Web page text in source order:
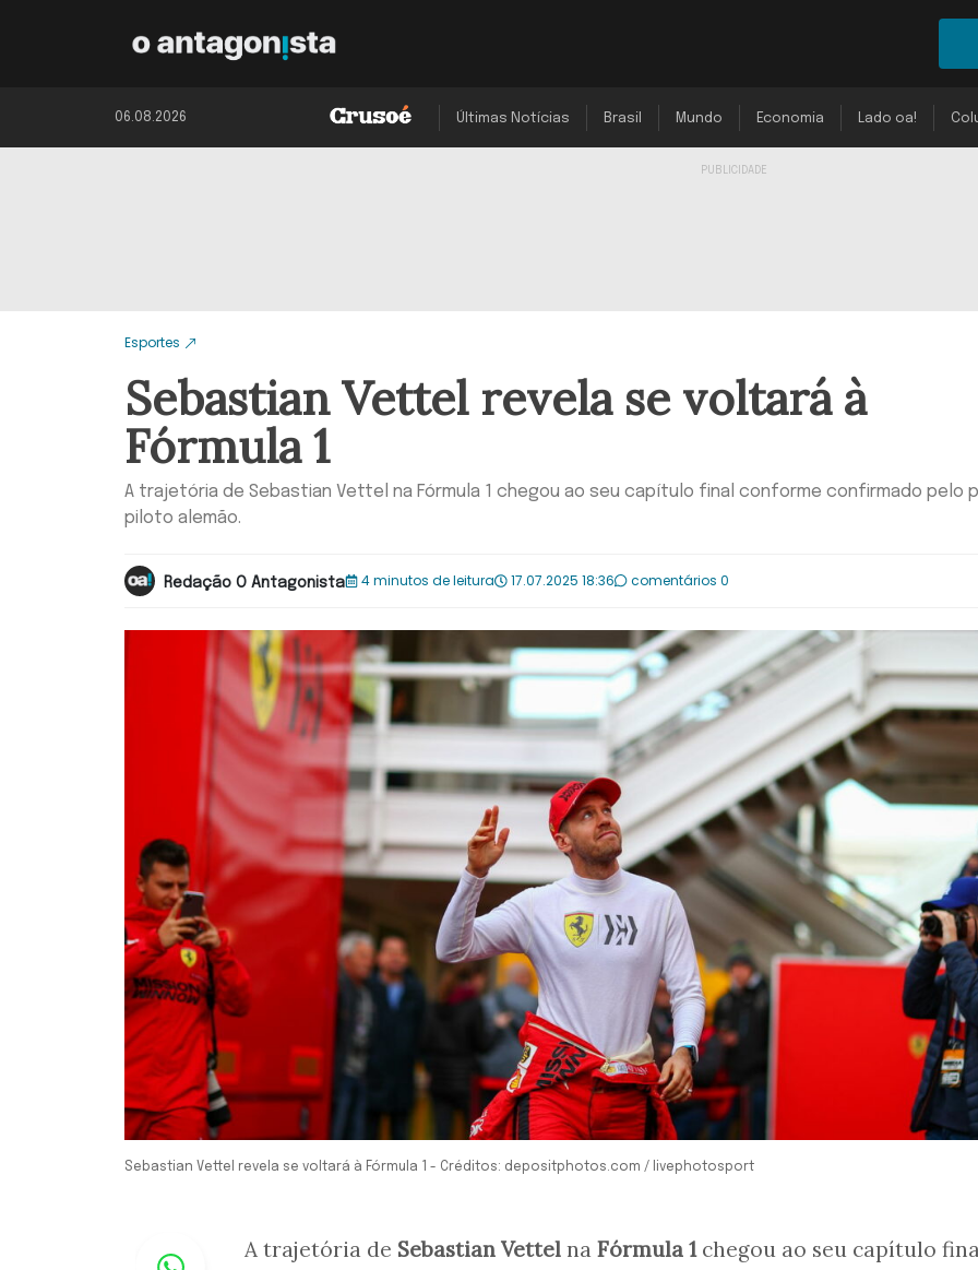
06.08.2026 Últimas Notícias Brasil Mundo Economia Lado oa!
Esportes
Sebastian Vettel revela se voltará à
Fórmula 1
A trajetória de Sebastian Vettel na Fórmula 1 chegou ao seu capítulo final conforme confirmado pelo
piloto alemão.
Redação O Antagonista 4 minutos de leitura 17.07.2025 18:36 comentários 0
Sebastian Vettel revela se voltará à Fórmula 1 - Créditos: depositphotos.com / livephotosport
Whastapp
A trajetória de Sebastian Vettel na Fórmula 1chegou ao seu capítulo